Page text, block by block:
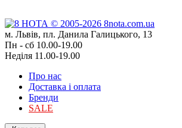
м. Львів, пл. Данила Галицького, 13
Пн - сб 10.00-19.00
Неділя 11.00-19.00
Про нас
Доставка і оплата
Бренди
SALE